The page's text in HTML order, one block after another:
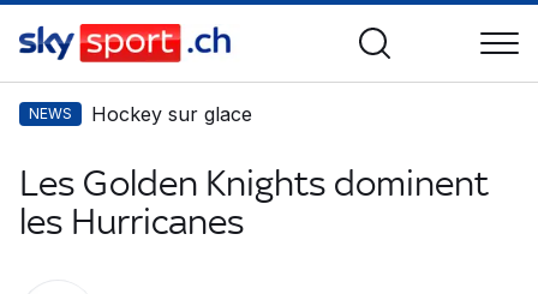
NEWS Hockey sur glace
Les Golden Knights dominent
les Hurricanes